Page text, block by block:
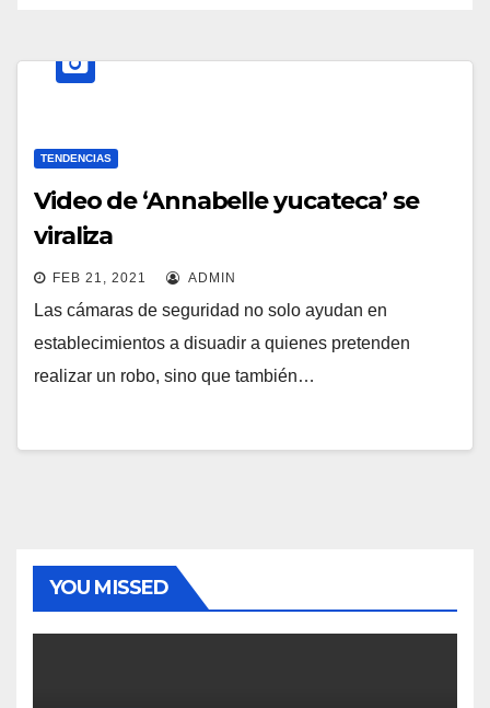
TENDENCIAS
Video de ‘Annabelle yucateca’ se
viraliza
FEB 21, 2021 ADMIN
Las cámaras de seguridad no solo ayudan en
establecimientos a disuadir a quienes pretenden
realizar un robo, sino que también…
YOU MISSED